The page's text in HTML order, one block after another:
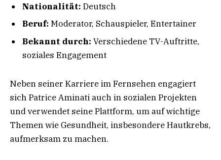
Nationalität: Deutsch
Beruf: Moderator, Schauspieler, Entertainer
Bekannt durch: Verschiedene TV-Auftritte,
soziales Engagement
Neben seiner Karriere im Fernsehen engagiert
sich Patrice Aminati auch in sozialen Projekten
und verwendet seine Plattform, um auf wichtige
Themen wie Gesundheit, insbesondere Hautkrebs,
aufmerksam zu machen.